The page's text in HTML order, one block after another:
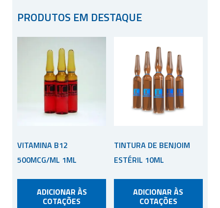
PRODUTOS EM DESTAQUE
VITAMINA B12
500MCG/ML 1ML
ADICIONAR ÀS
COTAÇÕES
TINTURA DE BENJOIM
ESTÉRIL 10ML
ADICIONAR ÀS
COTAÇÕES